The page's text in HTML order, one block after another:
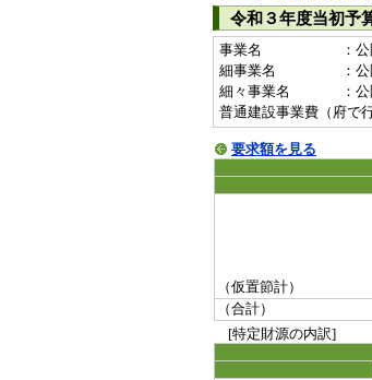
令和３年度当初
事業名 ：
細事業名
：
細々事業名
：
普通建設事業費（府で
要求額を見る
（仮置節計）
（合計）
[特定財源の内訳]